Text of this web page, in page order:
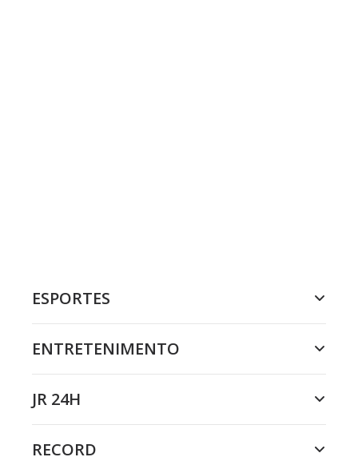
ESPORTES
ENTRETENIMENTO
JR 24H
RECORD